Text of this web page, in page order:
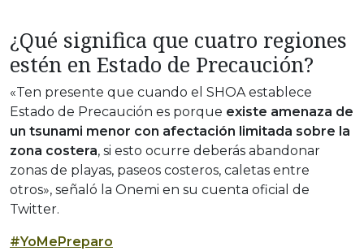
¿Qué significa que cuatro regiones
estén en Estado de Precaución?
«Ten presente que cuando el SHOA establece
Estado de Precaución es porque existe amenaza de
un tsunami menor con afectación limitada sobre la
zona costera, si esto ocurre deberás abandonar
zonas de playas, paseos costeros, caletas entre
otros», señaló la Onemi en su cuenta oficial de
Twitter.
#YoMePreparo